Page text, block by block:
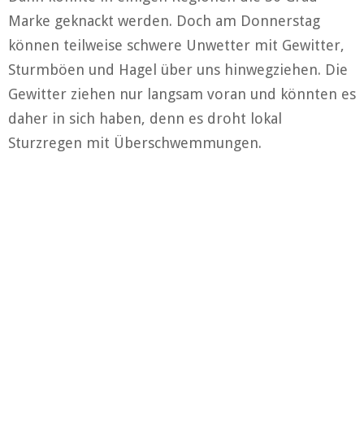
Marke geknackt werden. Doch am Donnerstag
können teilweise schwere Unwetter mit Gewitter,
Sturmböen und Hagel über uns hinwegziehen. Die
Gewitter ziehen nur langsam voran und könnten es
daher in sich haben, denn es droht lokal
Sturzregen mit Überschwemmungen.